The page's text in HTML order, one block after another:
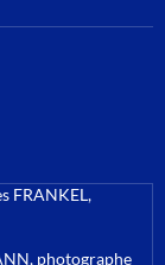
FRANKEL,
photographe